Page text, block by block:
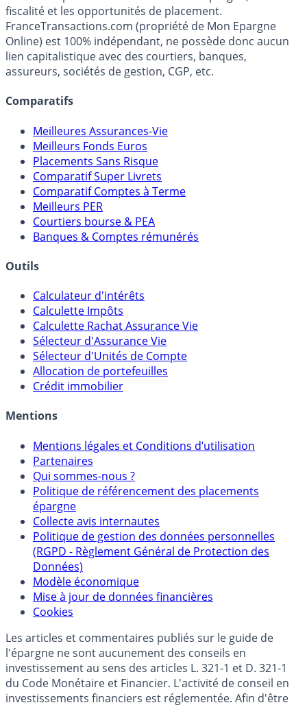
Premier guide épargne de France, en ligne depuis 2001.
Média indépendant de référence sur l'épargne, la
fiscalité et les opportunités de placement.
FranceTransactions.com (propriété de Mon Epargne
Online) est 100% indépendant, ne possède donc aucun
assureurs, sociétés de gestion, CGP, etc.
Comparatifs
Meilleures Assurances-Vie
Meilleurs Fonds Euros
Placements Sans Risque
Comparatif Super Livrets
Comparatif Comptes à Terme
Meilleurs PER
Courtiers bourse & PEA
Banques & Comptes rémunérés
Outils
Calculateur d'intérêts
Calculette Impôts
Calculette Rachat Assurance Vie
Sélecteur d'Assurance Vie
Sélecteur d'Unités de Compte
Crédit immobilier
Mentions
Mentions légales et Conditions d’utilisation
Partenaires
Qui sommes-nous ?
Politique de référencement des placements
épargne
Collecte avis internautes
Politique de gestion des données personnelles
(RGPD - Règlement Général de Protection des
Données)
Modèle économique
Cookies
Les articles et commentaires publiés sur le guide de
l'épargne ne sont aucunement des conseils en
investissement au sens des articles L. 321-1 et D. 321-1